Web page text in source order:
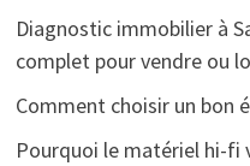
Diagnostic immobilier à
complet pour vendre ou
Comment choisir un bon
Pourquoi le matériel hi-fi